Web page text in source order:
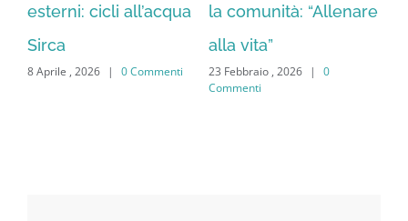
esterni: cicli all’acqua
Sirca
8 Aprile , 2026 | 0 Commenti
la comunità: “Allenare
alla vita”
23 Febbraio , 2026 |
0
Commenti